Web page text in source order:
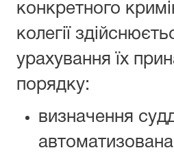
конкретного
колегії
урахування їх
порядку:
визначення